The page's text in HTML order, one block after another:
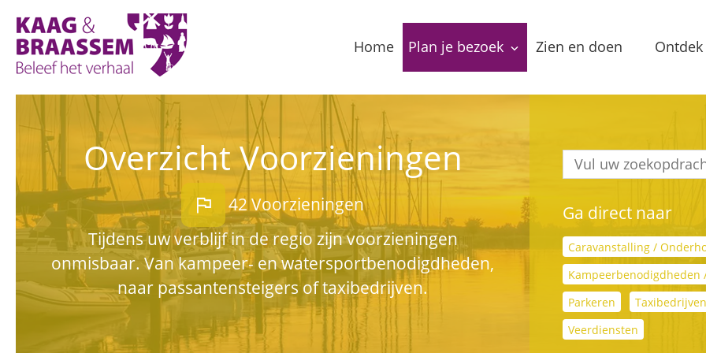
Home Plan je bezoek
Bereikbaarheid
Overnachten
Groepslocaties
Voorzieningen
Zien en doen
Arrangementen
Eten & Drinken
Routes
Streekproducten
Vermaak
In de
Overzicht Voorzieningen
flag
42 Voorzieningen
Tijdens uw verblijf in de regio zijn voorzieningen
onmisbaar. Van kampeer- en watersportbenodigdheden,
naar passantensteigers of taxibedrijven.
Ga direct naar
Caravanstalling /
Kampeerbenodigdheden
Parkeren
Veerdiensten